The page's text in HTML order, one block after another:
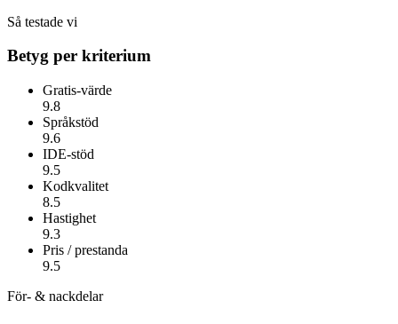
Så testade vi
Betyg per kriterium
Gratis-värde
9.8
Språkstöd
9.6
IDE-stöd
9.5
Kodkvalitet
8.5
Hastighet
9.3
Pris / prestanda
9.5
För- & nackdelar